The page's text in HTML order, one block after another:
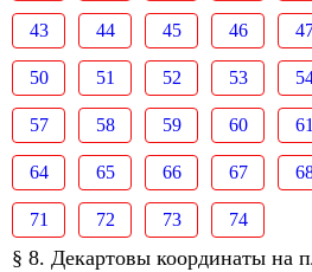
43 44 45 46
50 51 52 53
57 58 59 60 61
64 65 66 67
71 72 73 74
§ 8. Декартовы координаты на